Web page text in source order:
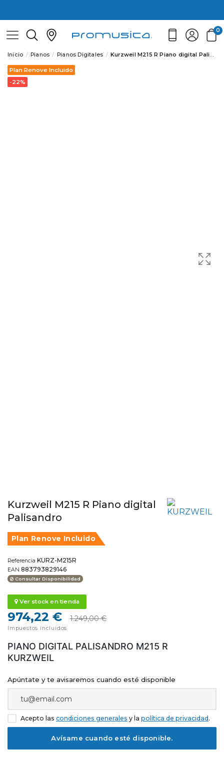
0
Inicio Pianos Pianos Digitales Kurzweil M215 R Piano digital Palisandro
-22%
Plan Renove Incluido
Kurzweil M215 R Piano digital
Palisandro
Plan Renove Incluido
Referencia KURZ-M215R
EAN 883793829146
Consultar Disponibilidad
Ver stock en tienda
974,22 € 1.249,00 €
Impuestos incluidos
PIANO DIGITAL PALISANDRO M215 R
KURZWEIL
Apúntate y te avisaremos cuando esté disponible
Acepto las condiciones generales y la política de privacidad .